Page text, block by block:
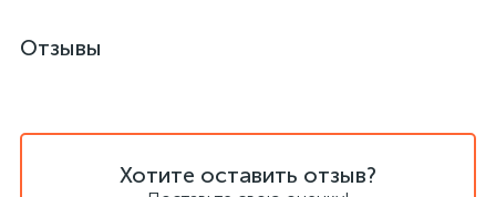
Отзывы
Хотите оставить отзыв?